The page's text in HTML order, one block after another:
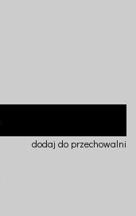
dodaj do przechowalni